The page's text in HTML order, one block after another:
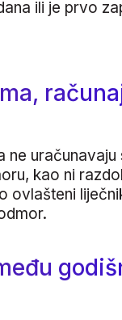
ili je prvo
ne
kao ni
ovlašteni